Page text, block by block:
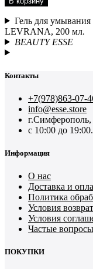
Гель для
LEVRANA, 200 мл.
BEAUTY ESSE
Контакты
+7(978)863-07-
info@esse.store
г.Симферополь,
с 10:00 до
Информация
О нас
Доставка и
Политика
Условия
Условия
Частые вопросы
ПОКУПКИ